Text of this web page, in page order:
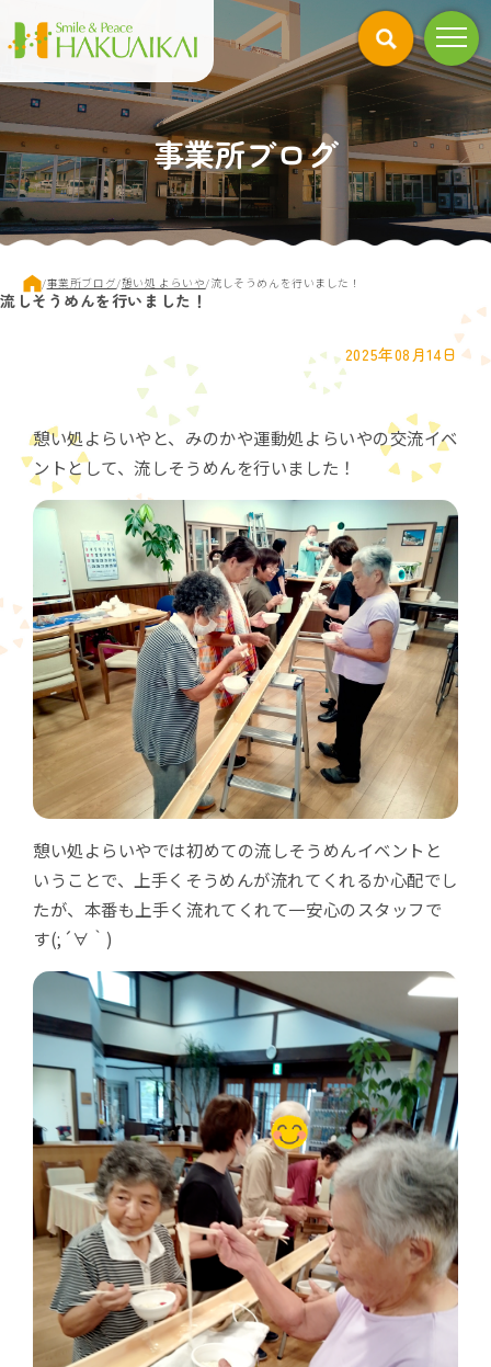
事業所ブログ
現
在
/事業所ブログ/憩い処 よらいや/流しそうめんを行いました！
流しそうめんを行いました！
2025年08月14日
憩い処よらいやと、みのかや運動処よらいやの交流イベ
ントとして、流しそうめんを行いました！
憩い処よらいやでは初めての流しそうめんイベントと
いうことで、上手くそうめんが流れてくれるか心配でし
たが、本番も上手く流れてくれて一安心のスタッフで
す(;´∀｀)